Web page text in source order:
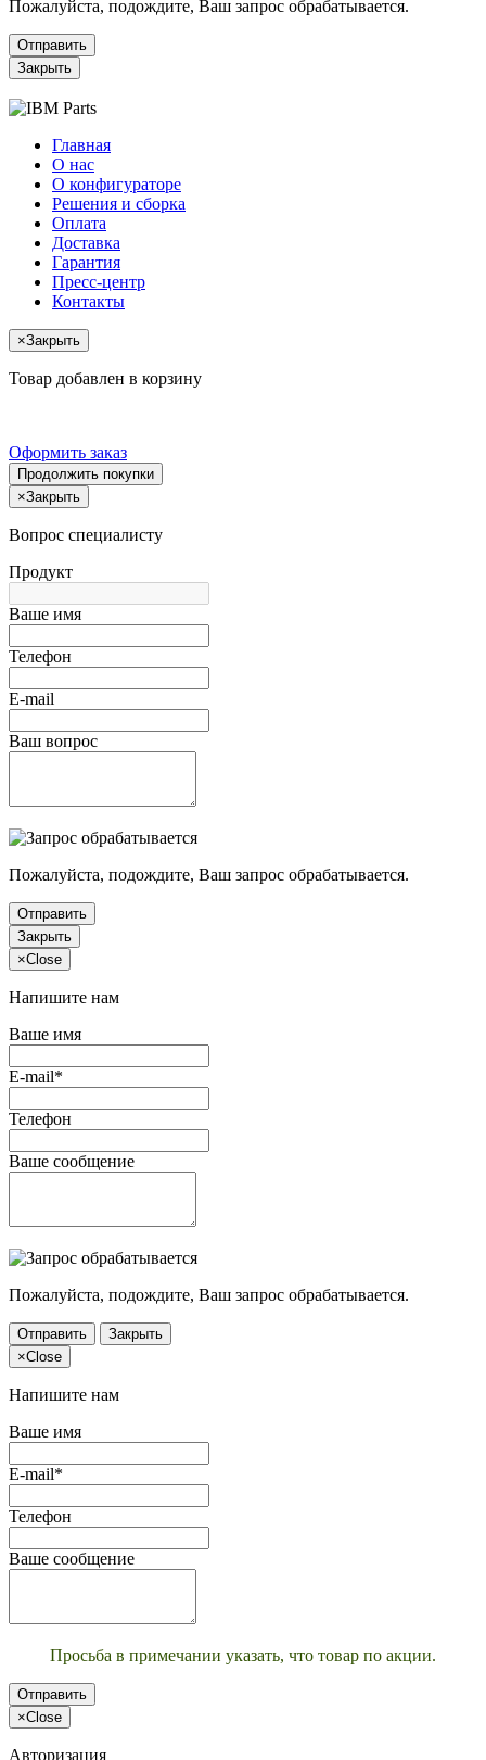
Пожалуйста, подождите, Ваш запрос обрабатывается.
Отправить
Закрыть
Главная
О нас
О конфигураторе
Решения и сборка
Оплата
Доставка
Гарантия
Пресс-центр
Контакты
×Закрыть
Товар добавлен в корзину
Оформить заказ
Продолжить покупки
×Закрыть
Вопрос специалисту
Продукт
Ваше имя
Телефон
E-mail
Ваш вопрос
Пожалуйста, подождите, Ваш запрос обрабатывается.
Отправить
Закрыть
×Close
Напишите нам
Ваше имя
E-mail*
Телефон
Ваше сообщение
Пожалуйста, подождите, Ваш запрос обрабатывается.
Отправить
Закрыть
×Close
Напишите нам
Ваше имя
E-mail*
Телефон
Ваше сообщение
Просьба в примечании указать, что товар по акции.
Отправить
×Close
Авторизация